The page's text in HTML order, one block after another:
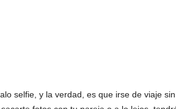
selfie, y la verdad, es que irse de viaje